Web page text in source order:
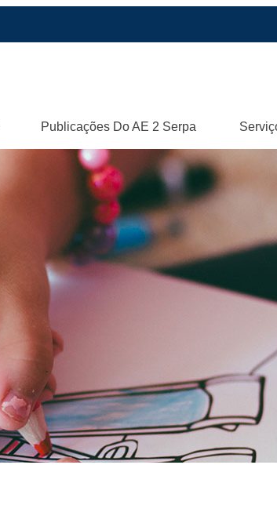
Publicações Do AE 2 Serpa